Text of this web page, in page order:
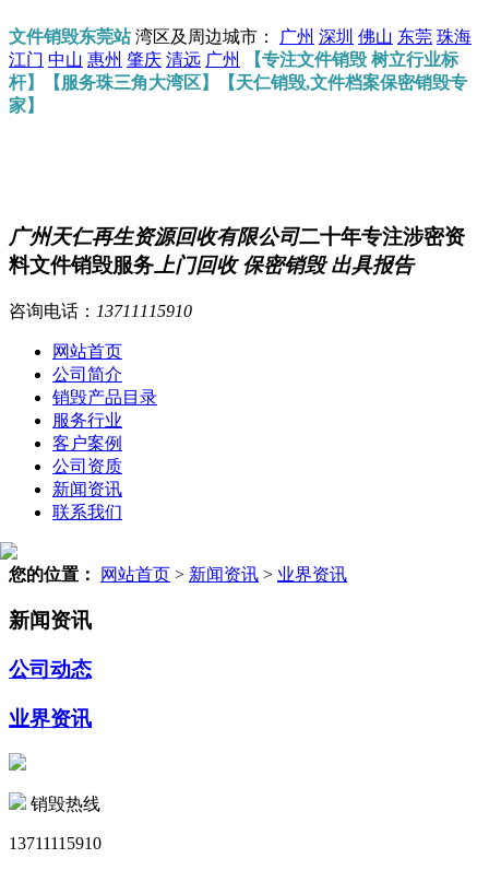
文件销毁东莞站湾区及周边城市： 广州 深圳 佛山 东莞 珠海
江门 中山 惠州 肇庆 清远 广州
【专注文件销毁 树立行业标
杆】【服务珠三角大湾区】【天仁销毁,文件档案保密销毁专
家】
广州天仁再生资源回收有限公司二十年专注涉密资
料文件销毁服务 上门回收 保密销毁 出具报告
咨询电话： 13711115910
网站首页
公司简介
销毁产品目录
服务行业
客户案例
公司资质
新闻资讯
联系我们
您的位置： 网站首页 > 新闻资讯 > 业界资讯
新闻资讯
公司动态
业界资讯
销毁热线
13711115910